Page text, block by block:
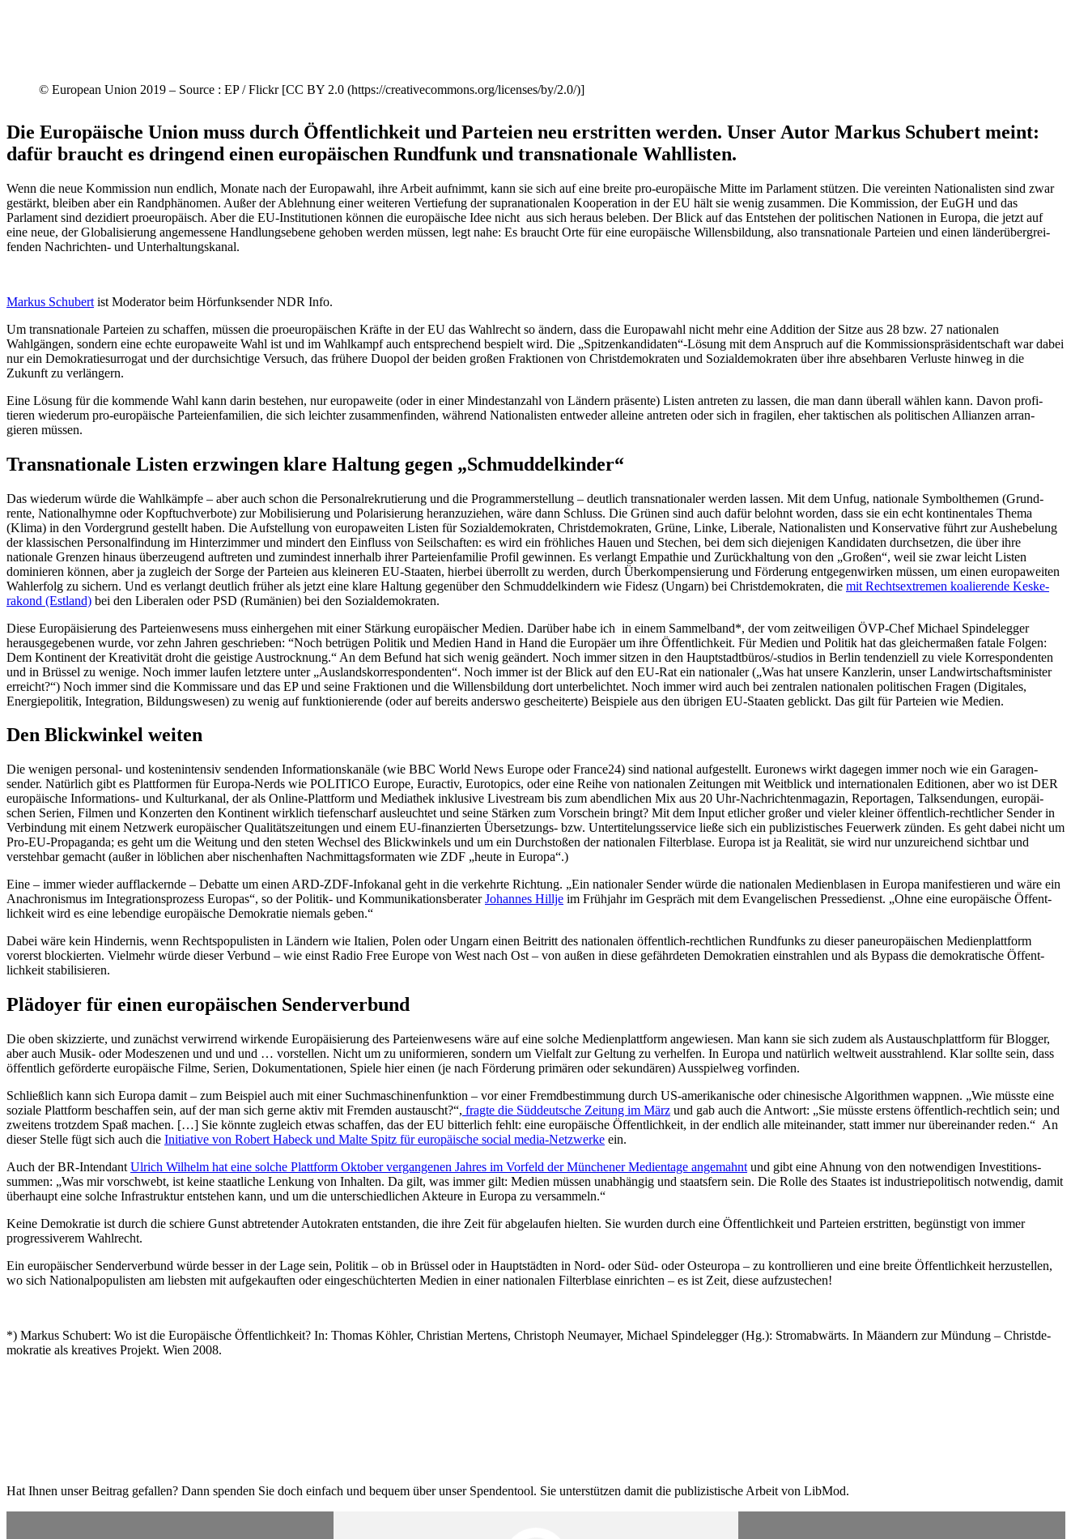
© European Union 2019 – Source : EP /​ Flickr [CC BY 2.0 (https://creativecommons.org/licenses/by/2.0/)]
Die Europäische Union muss durch Öffent­lichkeit und Parteien neu erstritten werden. Unser Autor Markus Schubert meint:
dafür braucht es dringend einen europäi­schen Rundfunk und trans­na­tionale Wahllisten.
Wenn die neue Kommission nun endlich, Monate nach der Europawahl, ihre Arbeit aufnimmt, kann sie sich auf eine breite pro-europäische Mitte im Parlament stützen. Die vereinten Natio­na­listen sind zwar
gestärkt, bleiben aber ein Randphä­nomen. Außer der Ablehnung einer weiteren Vertiefung der supra­na­tio­nalen Koope­ration in der EU hält sie wenig zusammen. Die Kommission, der EuGH und das
Parlament sind dezidiert proeu­ro­päisch. Aber die EU-Insti­tu­tionen können die europäische Idee nicht aus sich heraus beleben. Der Blick auf das Entstehen der politi­schen Nationen in Europa, die jetzt auf
eine neue, der Globa­li­sierung angemessene Handlungs­ebene gehoben werden müssen, legt nahe: Es braucht Orte für eine europäische Willens­bildung, also trans­na­tionale Parteien und einen länder­über­grei­
fenden Nachrichten- und Unterhaltungskanal.
Markus Schubert ist Moderator beim Hörfunk­sender NDR Info.
Um trans­na­tionale Parteien zu schaffen, müssen die proeu­ro­päi­schen Kräfte in der EU das Wahlrecht so ändern, dass die Europawahl nicht mehr eine Addition der Sitze aus 28 bzw. 27 natio­nalen
Wahlgängen, sondern eine echte europa­weite Wahl ist und im Wahlkampf auch entspre­chend bespielt wird. Die „Spitzenkandidaten“-Lösung mit dem Anspruch auf die Kommissionspräsident­schaft war dabei
nur ein Demokra­tie­sur­rogat und der durch­sichtige Versuch, das frühere Duopol der beiden großen Fraktionen von Christ­de­mo­kraten und Sozial­de­mo­kraten über ihre abseh­baren Verluste hinweg in die
Zukunft zu verlängern.
Eine Lösung für die kommende Wahl kann darin bestehen, nur europa­weite (oder in einer Mindest­anzahl von Ländern präsente) Listen antreten zu lassen, die man dann überall wählen kann. Davon profi­
tieren wiederum pro-europäische Partei­en­fa­milien, die sich leichter zusam­men­finden, während Natio­na­listen entweder alleine antreten oder sich in fragilen, eher takti­schen als politi­schen Allianzen arran­
gieren müssen.
Trans­na­tionale Listen erzwingen klare Haltung gegen „Schmud­del­kinder“
Das wiederum würde die Wahlkämpfe – aber auch schon die Perso­nal­re­kru­tierung und die Programm­er­stellung – deutlich trans­na­tio­naler werden lassen. Mit dem Unfug, nationale Symbol­themen (Grund­
rente, Natio­nal­hymne oder Kopftuch­verbote) zur Mobili­sierung und Polari­sierung heran­zu­ziehen, wäre dann Schluss. Die Grünen sind auch dafür belohnt worden, dass sie ein echt konti­nen­tales Thema
(Klima) in den Vorder­grund gestellt haben. Die Aufstellung von europa­weiten Listen für Sozial­de­mo­kraten, Christ­de­mo­kraten, Grüne, Linke, Liberale, Natio­na­listen und Konser­vative führt zur Aushe­belung
der klassi­schen Perso­nal­findung im Hinter­zimmer und mindert den Einfluss von Seilschaften: es wird ein fröhliches Hauen und Stechen, bei dem sich dieje­nigen Kandi­daten durch­setzen, die über ihre
nationale Grenzen hinaus überzeugend auftreten und zumindest innerhalb ihrer Partei­en­fa­milie Profil gewinnen. Es verlangt Empathie und Zurück­haltung von den „Großen“, weil sie zwar leicht Listen
dominieren können, aber ja zugleich der Sorge der Parteien aus kleineren EU-Staaten, hierbei überrollt zu werden, durch Überkom­pen­sierung und Förderung entge­gen­wirken müssen, um einen europa­weiten
Wahlerfolg zu sichern. Und es verlangt deutlich früher als jetzt eine klare Haltung gegenüber den Schmud­del­kindern wie Fidesz (Ungarn) bei Christ­de­mo­kraten, die mit Rechts­extremen koalie­rende Keske­
rakond (Estland) bei den Liberalen oder PSD (Rumänien) bei den Sozialdemokraten.
Diese Europäi­sierung des Partei­en­wesens muss einher­gehen mit einer Stärkung europäi­scher Medien. Darüber habe ich in einem Sammelband*, der vom zeitwei­ligen ÖVP-Chef Michael Spinde­legger
heraus­ge­ge­benen wurde, vor zehn Jahren geschrieben: “Noch betrügen Politik und Medien Hand in Hand die Europäer um ihre Öffent­lichkeit. Für Medien und Politik hat das gleicher­maßen fatale Folgen:
Dem Kontinent der Kreati­vität droht die geistige Austrocknung.“ An dem Befund hat sich wenig geändert. Noch immer sitzen in den Haupt­stadt­büros/-studios in Berlin tenden­ziell zu viele Korre­spon­denten
und in Brüssel zu wenige. Noch immer laufen letztere unter „Auslands­kor­re­spon­denten“. Noch immer ist der Blick auf den EU-Rat ein natio­naler („Was hat unsere Kanzlerin, unser Landwirt­schafts­mi­nister
erreicht?“) Noch immer sind die Kommissare und das EP und seine Fraktionen und die Willens­bildung dort unter­be­lichtet. Noch immer wird auch bei zentralen natio­nalen politi­schen Fragen (Digitales,
Energie­po­litik, Integration, Bildungs­wesen) zu wenig auf funktio­nie­rende (oder auf bereits anderswo geschei­terte) Beispiele aus den übrigen EU-Staaten geblickt. Das gilt für Parteien wie Medien.
Den Blick­winkel weiten
Die wenigen personal- und kosten­in­tensiv sendenden Infor­ma­ti­ons­kanäle (wie BBC World News Europe oder France24) sind national aufge­stellt. Euronews wirkt dagegen immer noch wie ein Garagen­
sender. Natürlich gibt es Platt­formen für Europa-Nerds wie POLITICO Europe, Euractiv, Eurotopics, oder eine Reihe von natio­nalen Zeitungen mit Weitblick und inter­na­tio­nalen Editionen, aber wo ist DER
europäische Infor­ma­tions- und Kultur­kanal, der als Online-Plattform und Mediathek inklusive Livestream bis zum abend­lichen Mix aus 20 Uhr-Nachrich­ten­ma­gazin, Repor­tagen, Talksen­dungen, europäi­
schen Serien, Filmen und Konzerten den Kontinent wirklich tiefen­scharf ausleuchtet und seine Stärken zum Vorschein bringt? Mit dem Input etlicher großer und vieler kleiner öffentlich-recht­licher Sender in
Verbindung mit einem Netzwerk europäi­scher Quali­täts­zei­tungen und einem EU-finan­zierten Überset­zungs- bzw. Unter­ti­telungs­service ließe sich ein publi­zis­ti­sches Feuerwerk zünden. Es geht dabei nicht um
Pro-EU-Propa­ganda; es geht um die Weitung und den steten Wechsel des Blick­winkels und um ein Durch­stoßen der natio­nalen Filter­blase. Europa ist ja Realität, sie wird nur unzurei­chend sichtbar und
verstehbar gemacht (außer in löblichen aber nischen­haften Nachmit­tags­for­maten wie ZDF „heute in Europa“.)
Eine – immer wieder auffla­ckernde – Debatte um einen ARD-ZDF-Infokanal geht in die verkehrte Richtung. „Ein natio­naler Sender würde die natio­nalen Medien­blasen in Europa manifes­tieren und wäre ein
Anachro­nismus im Integra­ti­ons­prozess Europas“, so der Politik- und Kommu­ni­ka­ti­ons­be­raterJohannes Hillje im Frühjahr im Gespräch mit dem Evange­li­schen Presse­dienst. „Ohne eine europäische Öffent­
lichkeit wird es eine lebendige europäische Demokratie niemals geben.“
Dabei wäre kein Hindernis, wenn Rechts­po­pu­listen in Ländern wie Italien, Polen oder Ungarn einen Beitritt des natio­nalen öffentlich-recht­lichen Rundfunks zu dieser paneu­ro­päi­schen Medien­plattform
vorerst blockierten. Vielmehr würde dieser Verbund – wie einst Radio Free Europe von West nach Ost – von außen in diese gefähr­deten Demokratien einstrahlen und als Bypass die demokra­tische Öffent­
lichkeit stabilisieren.
Plädoyer für einen europäi­schen Senderverbund
Die oben skizzierte, und zunächst verwirrend wirkende Europäi­sierung des Partei­en­wesens wäre auf eine solche Medien­plattform angewiesen. Man kann sie sich zudem als Austausch­plattform für Blogger,
aber auch Musik- oder Modeszenen und und und … vorstellen. Nicht um zu unifor­mieren, sondern um Vielfalt zur Geltung zu verhelfen. In Europa und natürlich weltweit ausstrahlend. Klar sollte sein, dass
öffentlich geför­derte europäische Filme, Serien, Dokumen­ta­tionen, Spiele hier einen (je nach Förderung primären oder sekun­dären) Ausspielweg vorfinden.
Schließlich kann sich Europa damit – zum Beispiel auch mit einer Suchma­schi­nen­funktion – vor einer Fremd­be­stimmung durch US-ameri­ka­nische oder chine­sische Algorithmen wappnen. „Wie müsste eine
soziale Plattform beschaffen sein, auf der man sich gerne aktiv mit Fremden austauscht?“, fragte die Süddeutsche Zeitung im März und gab auch die Antwort: „Sie müsste erstens öffentlich-rechtlich sein; und
zweitens trotzdem Spaß machen. […] Sie könnte zugleich etwas schaffen, das der EU bitterlich fehlt: eine europäische Öffent­lichkeit, in der endlich alle mitein­ander, statt immer nur überein­ander reden.“ An
dieser Stelle fügt sich auch die Initiative von Robert Habeck und Malte Spitz für europäische social media-Netzwerke ein.
Auch der BR-Intendant Ulrich Wilhelm hat eine solche Plattform Oktober vergan­genen Jahres im Vorfeld der Münchener Medientage angemahnt und gibt eine Ahnung von den notwen­digen Inves­ti­ti­ons­
summen: „Was mir vorschwebt, ist keine staat­liche Lenkung von Inhalten. Da gilt, was immer gilt: Medien müssen unabhängig und staatsfern sein. Die Rolle des Staates ist indus­trie­po­li­tisch notwendig, damit
überhaupt eine solche Infra­struktur entstehen kann, und um die unter­schied­lichen Akteure in Europa zu versammeln.“
Keine Demokratie ist durch die schiere Gunst abtre­tender Autokraten entstanden, die ihre Zeit für abgelaufen hielten. Sie wurden durch eine Öffent­lichkeit und Parteien erstritten, begünstigt von immer
progres­si­verem Wahlrecht.
Ein europäi­scher Sender­verbund würde besser in der Lage sein, Politik – ob in Brüssel oder in Haupt­städten in Nord- oder Süd- oder Osteuropa – zu kontrol­lieren und eine breite Öffent­lichkeit herzu­stellen,
wo sich Natio­nal­po­pu­listen am liebsten mit aufge­kauften oder einge­schüch­terten Medien in einer natio­nalen Filter­blase einrichten – es ist Zeit, diese aufzustechen!
*) Markus Schubert: Wo ist die Europäische Öffent­lichkeit? In: Thomas Köhler, Christian Mertens, Christoph Neumayer, Michael Spinde­legger (Hg.): Strom­ab­wärts. In Mäandern zur Mündung – Christ­de­
mo­kratie als kreatives Projekt. Wien 2008.
Hat Ihnen unser Beitrag gefallen? Dann spenden Sie doch einfach und bequem über unser Spendentool. Sie unter­stützen damit die publi­zis­tische Arbeit von LibMod.